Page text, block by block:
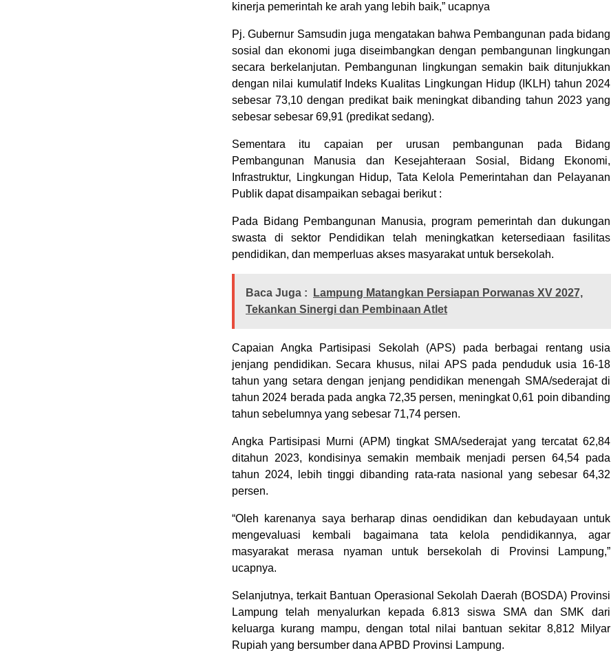
kinerja pemerintah ke arah yang lebih baik,” ucapnya
Pj. Gubernur Samsudin juga mengatakan bahwa Pembangunan pada bidang
sosial dan ekonomi juga diseimbangkan dengan pembangunan lingkungan
secara berkelanjutan. Pembangunan lingkungan semakin baik ditunjukkan
dengan nilai kumulatif Indeks Kualitas Lingkungan Hidup (IKLH) tahun 2024
sebesar 73,10 dengan predikat baik meningkat dibanding tahun 2023 yang
sebesar sebesar 69,91 (predikat sedang).
Sementara itu capaian per urusan pembangunan pada Bidang
Pembangunan Manusia dan Kesejahteraan Sosial, Bidang Ekonomi,
Infrastruktur, Lingkungan Hidup, Tata Kelola Pemerintahan dan Pelayanan
Publik dapat disampaikan sebagai berikut :
Pada Bidang Pembangunan Manusia, program pemerintah dan dukungan
swasta di sektor Pendidikan telah meningkatkan ketersediaan fasilitas
pendidikan, dan memperluas akses masyarakat untuk bersekolah.
Baca Juga :
Lampung Matangkan Persiapan Porwanas XV 2027,
Tekankan Sinergi dan Pembinaan Atlet
Capaian Angka Partisipasi Sekolah (APS) pada berbagai rentang usia
jenjang pendidikan. Secara khusus, nilai APS pada penduduk usia 16-18
tahun yang setara dengan jenjang pendidikan menengah SMA/sederajat di
tahun 2024 berada pada angka 72,35 persen, meningkat 0,61 poin dibanding
tahun sebelumnya yang sebesar 71,74 persen.
Angka Partisipasi Murni (APM) tingkat SMA/sederajat yang tercatat 62,84
ditahun 2023, kondisinya semakin membaik menjadi persen 64,54 pada
tahun 2024, lebih tinggi dibanding rata-rata nasional yang sebesar 64,32
persen.
“Oleh karenanya saya berharap dinas oendidikan dan kebudayaan untuk
mengevaluasi kembali bagaimana tata kelola pendidikannya, agar
masyarakat merasa nyaman untuk bersekolah di Provinsi Lampung,”
ucapnya.
Selanjutnya, terkait Bantuan Operasional Sekolah Daerah (BOSDA) Provinsi
Lampung telah menyalurkan kepada 6.813 siswa SMA dan SMK dari
keluarga kurang mampu, dengan total nilai bantuan sekitar 8,812 Milyar
Rupiah yang bersumber dana APBD Provinsi Lampung.